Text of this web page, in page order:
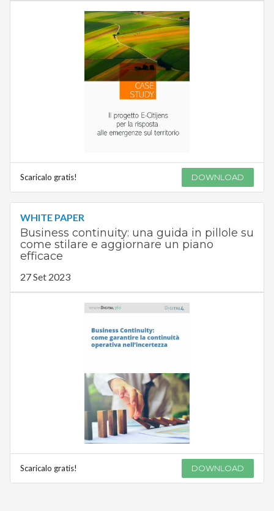
Scaricalo gratis! DOWNLOAD
WHITE PAPER
Business continuity: una guida in pillole su
come stilare e aggiornare un piano
efficace
27 Set 2023
Scaricalo gratis! DOWNLOAD